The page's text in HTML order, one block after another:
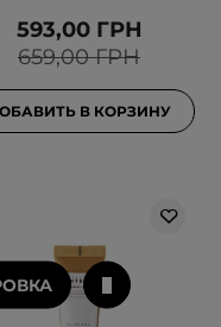
659,00 ГРН
593,00 ГРН
В КОРЗИНУ